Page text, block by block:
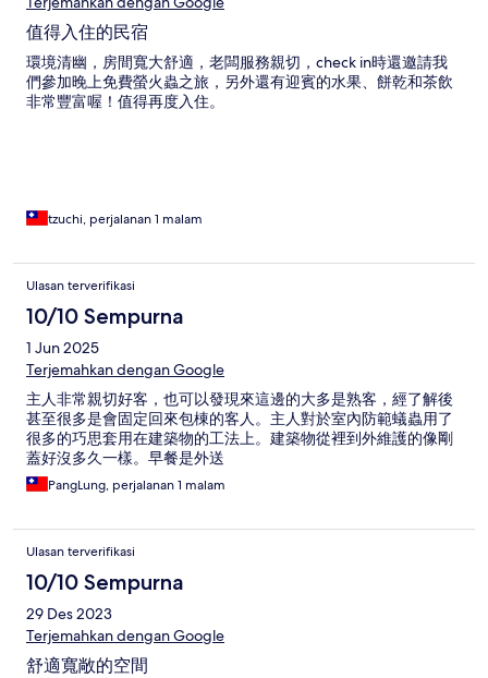
值得入住的民宿
環境清幽，房間寬大舒適，老闆服務親切，check in時還邀請我
們參加晚上免費螢火蟲之旅，另外還有迎賓的水果、餅乾和茶飲
非常豐富喔！值得再度入住。
tzuchi, perjalanan 1 malam
Ulasan terverifikasi
10/10 Sempurna
1 Jun 2025
Terjemahkan dengan Google
主人非常親切好客，也可以發現來這邊的大多是熟客，經了解後
甚至很多是會固定回來包棟的客人。主人對於室內防範蟻蟲用了
很多的巧思套用在建築物的工法上。建築物從裡到外維護的像剛
蓋好沒多久一樣。早餐是外送
PangLung, perjalanan 1 malam
Ulasan terverifikasi
10/10 Sempurna
29 Des 2023
Terjemahkan dengan Google
舒適寬敞的空間